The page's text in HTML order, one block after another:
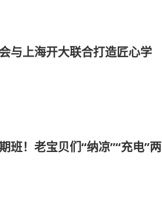
与上海开大联合打造匠心学
班！老宝贝们“纳凉”“充电”两